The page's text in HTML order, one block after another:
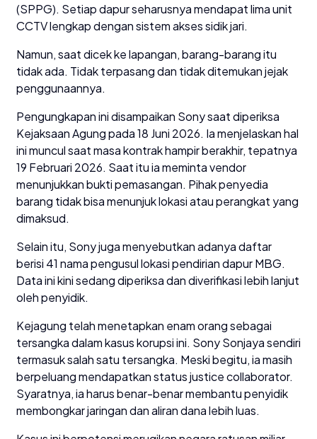
(SPPG). Setiap dapur seharusnya mendapat lima unit
CCTV lengkap dengan sistem akses sidik jari.
Namun, saat dicek ke lapangan, barang-barang itu
tidak ada. Tidak terpasang dan tidak ditemukan jejak
penggunaannya.
Pengungkapan ini disampaikan Sony saat diperiksa
Kejaksaan Agung pada 18 Juni 2026. Ia menjelaskan hal
ini muncul saat masa kontrak hampir berakhir, tepatnya
19 Februari 2026. Saat itu ia meminta vendor
menunjukkan bukti pemasangan. Pihak penyedia
barang tidak bisa menunjuk lokasi atau perangkat yang
dimaksud.
Selain itu, Sony juga menyebutkan adanya daftar
berisi 41 nama pengusul lokasi pendirian dapur MBG.
Data ini kini sedang diperiksa dan diverifikasi lebih lanjut
oleh penyidik.
Kejagung telah menetapkan enam orang sebagai
tersangka dalam kasus korupsi ini. Sony Sonjaya sendiri
termasuk salah satu tersangka. Meski begitu, ia masih
berpeluang mendapatkan status justice collaborator.
Syaratnya, ia harus benar-benar membantu penyidik
membongkar jaringan dan aliran dana lebih luas.